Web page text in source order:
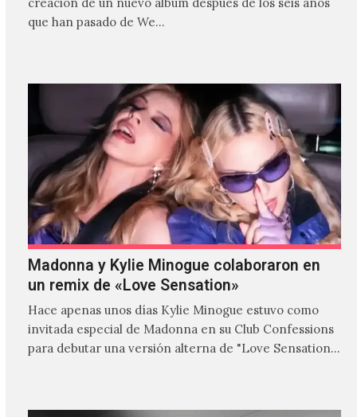
creación de un nuevo álbum después de los seis años
que han pasado de We…
Madonna y Kylie Minogue colaboraron en
un remix de «Love Sensation»
Hace apenas unos días Kylie Minogue estuvo como
invitada especial de Madonna en su Club Confessions
para debutar una versión alterna de "Love Sensation",